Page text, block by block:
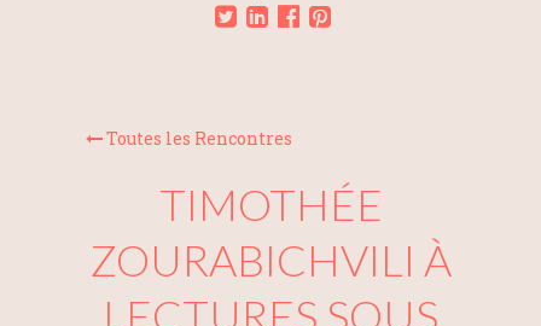
Toutes les Rencontres
TIMOTHÉE
ZOURABICHVILI À
LECTURES SOUS